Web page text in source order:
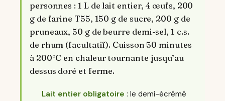
personnes : 1 L de lait entier, 4 œufs, 200
g de farine T55, 150 g de sucre, 200 g de
pruneaux, 50 g de beurre demi-sel, 1 c.s.
de rhum (facultatif). Cuisson 50 minutes
à 200°C en chaleur tournante jusqu’au
dessus doré et ferme.
Lait entier obligatoire : le demi-écrémé